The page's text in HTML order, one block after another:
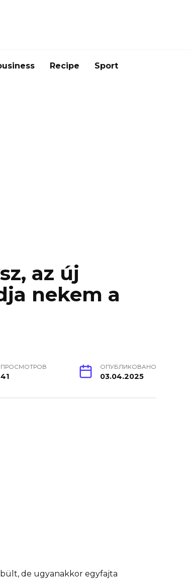
Recipe Sport
az új
nekem a
ПРОСМОТРОВ
41
ОПУБЛИКОВАНО
03.04.2025
de ugyanakkor egyfajta